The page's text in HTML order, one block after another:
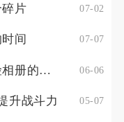
片 07-02
间 07-07
怎样能够保存新盗墓笔记探险相册的质量 06-06
升战斗力 05-07